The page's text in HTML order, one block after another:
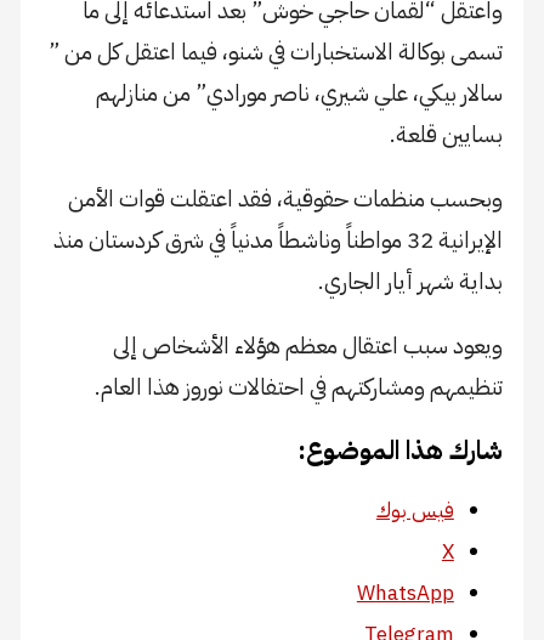
واعتقل “لقمان حاجي خوش” بعد استدعائه إلى ما
تسمى بوكالة الاستخبارات في شنو، فيما اعتقل كل من ”
سالار بيكي، علي شيري، ناصر مورادي” من منازلهم
بسايين قلعة.
وبحسب منظمات حقوقية، فقد اعتقلت قوات الأمن
الإيرانية 32 مواطناً وناشطاً مدنياً في شرق كردستان منذ
بداية شهر أيار الجاري.
ويعود سبب اعتقال معظم هؤلاء الأشخاص إلى
تنظيمهم ومشاركتهم في احتفالات نوروز هذا العام.
شارك هذا الموضوع:
فيس بوك
X
WhatsApp